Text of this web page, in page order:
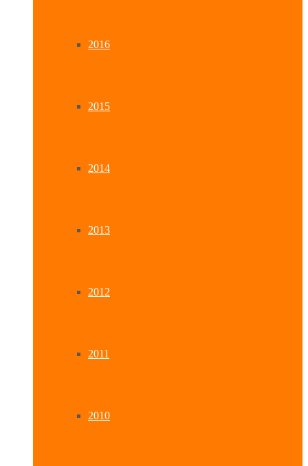
2016
2015
2014
2013
2012
2011
2010